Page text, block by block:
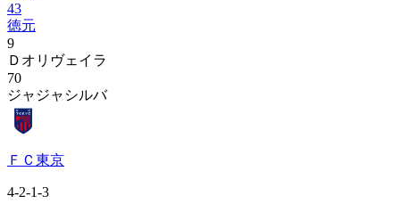
43
徳元
9
Ｄオリヴェイラ
70
ジャジャシルバ
ＦＣ東京
4-2-1-3